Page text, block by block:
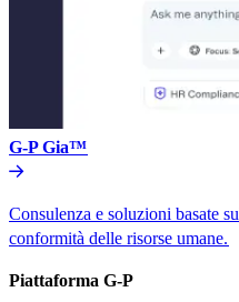
G-P Gia™​​
Consulenza e soluzioni basate
conformità delle risorse umane.​​
Piattaforma G-P​​